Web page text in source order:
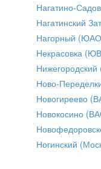
Нагатино-
Нагатинский
Нагорный
Некрасовка
Ново-
Новогиреево
Новокосино
Ногинский